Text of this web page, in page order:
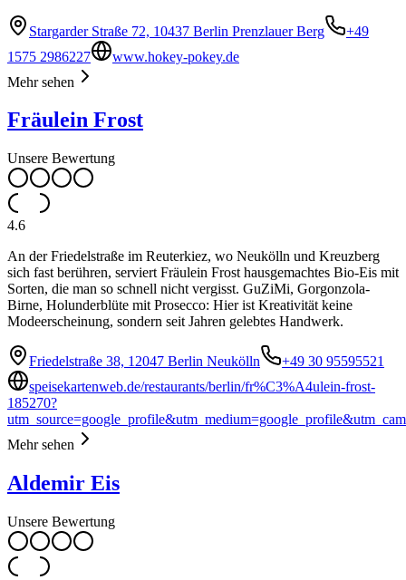
Stargarder Straße 72, 10437 Berlin Prenzlauer Berg
+49
1575 2986227
www.hokey-pokey.de
Mehr sehen
Fräulein Frost
Unsere Bewertung
4.6
An der Friedelstraße im Reuterkiez, wo Neukölln und Kreuzberg
sich fast berühren, serviert Fräulein Frost hausgemachtes Bio-Eis mit
Sorten, die man so schnell nicht vergisst. GuZiMi, Gorgonzola-
Birne, Holunderblüte mit Prosecco: Hier ist Kreativität keine
Modeerscheinung, sondern seit Jahren gelebtes Handwerk.
Friedelstraße 38, 12047 Berlin Neukölln
+49 30 95595521
speisekartenweb.de/restaurants/berlin/fr%C3%A4ulein-frost-
185270?
Mehr sehen
Aldemir Eis
Unsere Bewertung